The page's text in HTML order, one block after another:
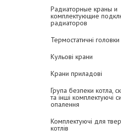
Радиаторные краны и
комплектующие
радиаторов
Термостатичні головки
Кульові крани
Крани приладові
Група безпеки котла,
та інші комплектуючі
опалення
Комплектуючі для
котлів